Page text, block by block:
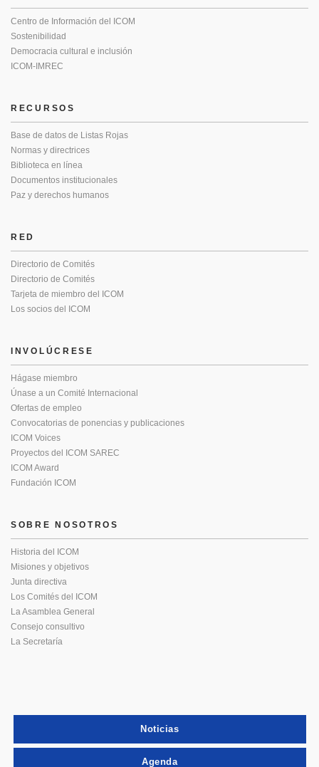
Centro de Información del ICOM
Sostenibilidad
Democracia cultural e inclusión
ICOM-IMREC
RECURSOS
Base de datos de Listas Rojas
Normas y directrices
Biblioteca en línea
Documentos institucionales
Paz y derechos humanos
RED
Directorio de Comités
Directorio de Comités
Tarjeta de miembro del ICOM
Los socios del ICOM
INVOLÚCRESE
Hágase miembro
Únase a un Comité Internacional
Ofertas de empleo
Convocatorias de ponencias y publicaciones
ICOM Voices
Proyectos del ICOM SAREC
ICOM Award
Fundación ICOM
SOBRE NOSOTROS
Historia del ICOM
Misiones y objetivos
Junta directiva
Los Comités del ICOM
La Asamblea General
Consejo consultivo
La Secretaría
Noticias
Agenda